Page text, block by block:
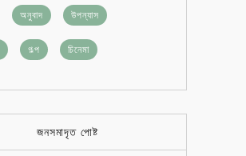
অনুবাদ উপন্যাস
গল্প চিনেমা
জনসমাদৃত পোষ্ট